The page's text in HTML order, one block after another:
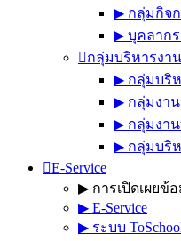
▶︎ กลุ่มกิจ
▶︎ บุคลาก
กลุ่มบริหารงาน
▶︎ กลุ่มบริ
▶︎ กลุ่มงา
▶︎ กลุ่มงา
▶︎ กลุ่มบริ
E-Service
▶︎ การเปิดเผยข้
▶︎ E-Service
▶︎ ระบบ